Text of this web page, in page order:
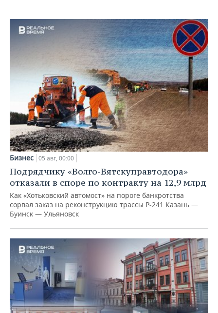
Бизнес 05 авг, 00:00
Подрядчику «Волго-Вятскуправтодора»
отказали в споре по контракту на 12,9 млрд
Как «Хотьковский автомост» на пороге банкротства
сорвал заказ на реконструкцию трассы Р‑241 Казань —
Буинск — Ульяновск